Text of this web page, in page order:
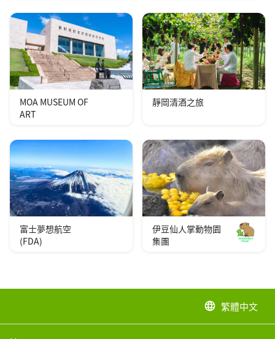
MOA MUSEUM OF
ART
靜岡清酒之旅
富士夢想航空
(FDA)
伊豆仙人掌動物園
集團
language 繁體中文